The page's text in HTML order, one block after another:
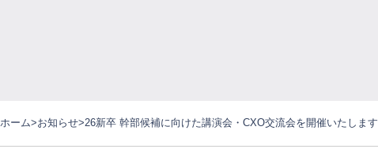
ホーム お知らせ 26新卒 幹部候補に向けた講演会・CXO交流会を開催いたします